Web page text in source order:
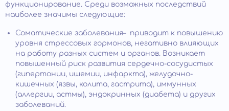
функционирование. Среди возможных последствий
наиболее значимы следующие:
Соматические заболевания– приводит к повышению
уровня стрессовых гормонов, негативно влияющих
на работу разных систем и органов. Возникает
повышенный риск развития сердечно-сосудистых
(гипертонии, ишемии, инфаркта), желудочно-
кишечных (язвы, колита, гастрита), иммунных
(аллергии, астмы), эндокринных (диабета) и других
заболеваний.